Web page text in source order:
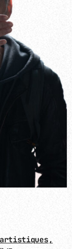
artistiques,